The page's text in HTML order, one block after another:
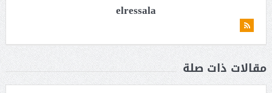
elressala
مقالات ذات صلة